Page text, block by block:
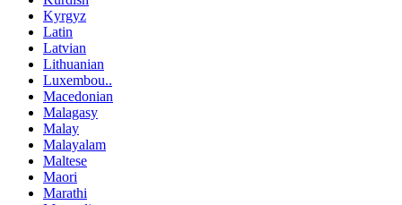
Kyrgyz
Latin
Latvian
Lithuanian
Luxembou..
Macedonian
Malagasy
Malay
Malayalam
Maltese
Maori
Marathi